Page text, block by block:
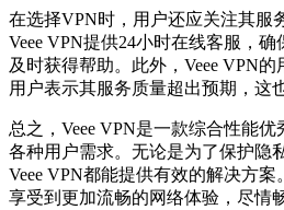
在选择VPN时，用户还应关注其服
Veee VPN提供24小时在线客服，
及时获得帮助。此外，Veee VPN
用户表示其服务质量超出预期，这
总之，Veee VPN是一款综合性能
各种用户需求。无论是为了保护隐
Veee VPN都能提供有效的解决方案
享受到更加流畅的网络体验，尽情